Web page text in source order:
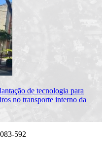
de tecnologia para
no transporte interno da
592